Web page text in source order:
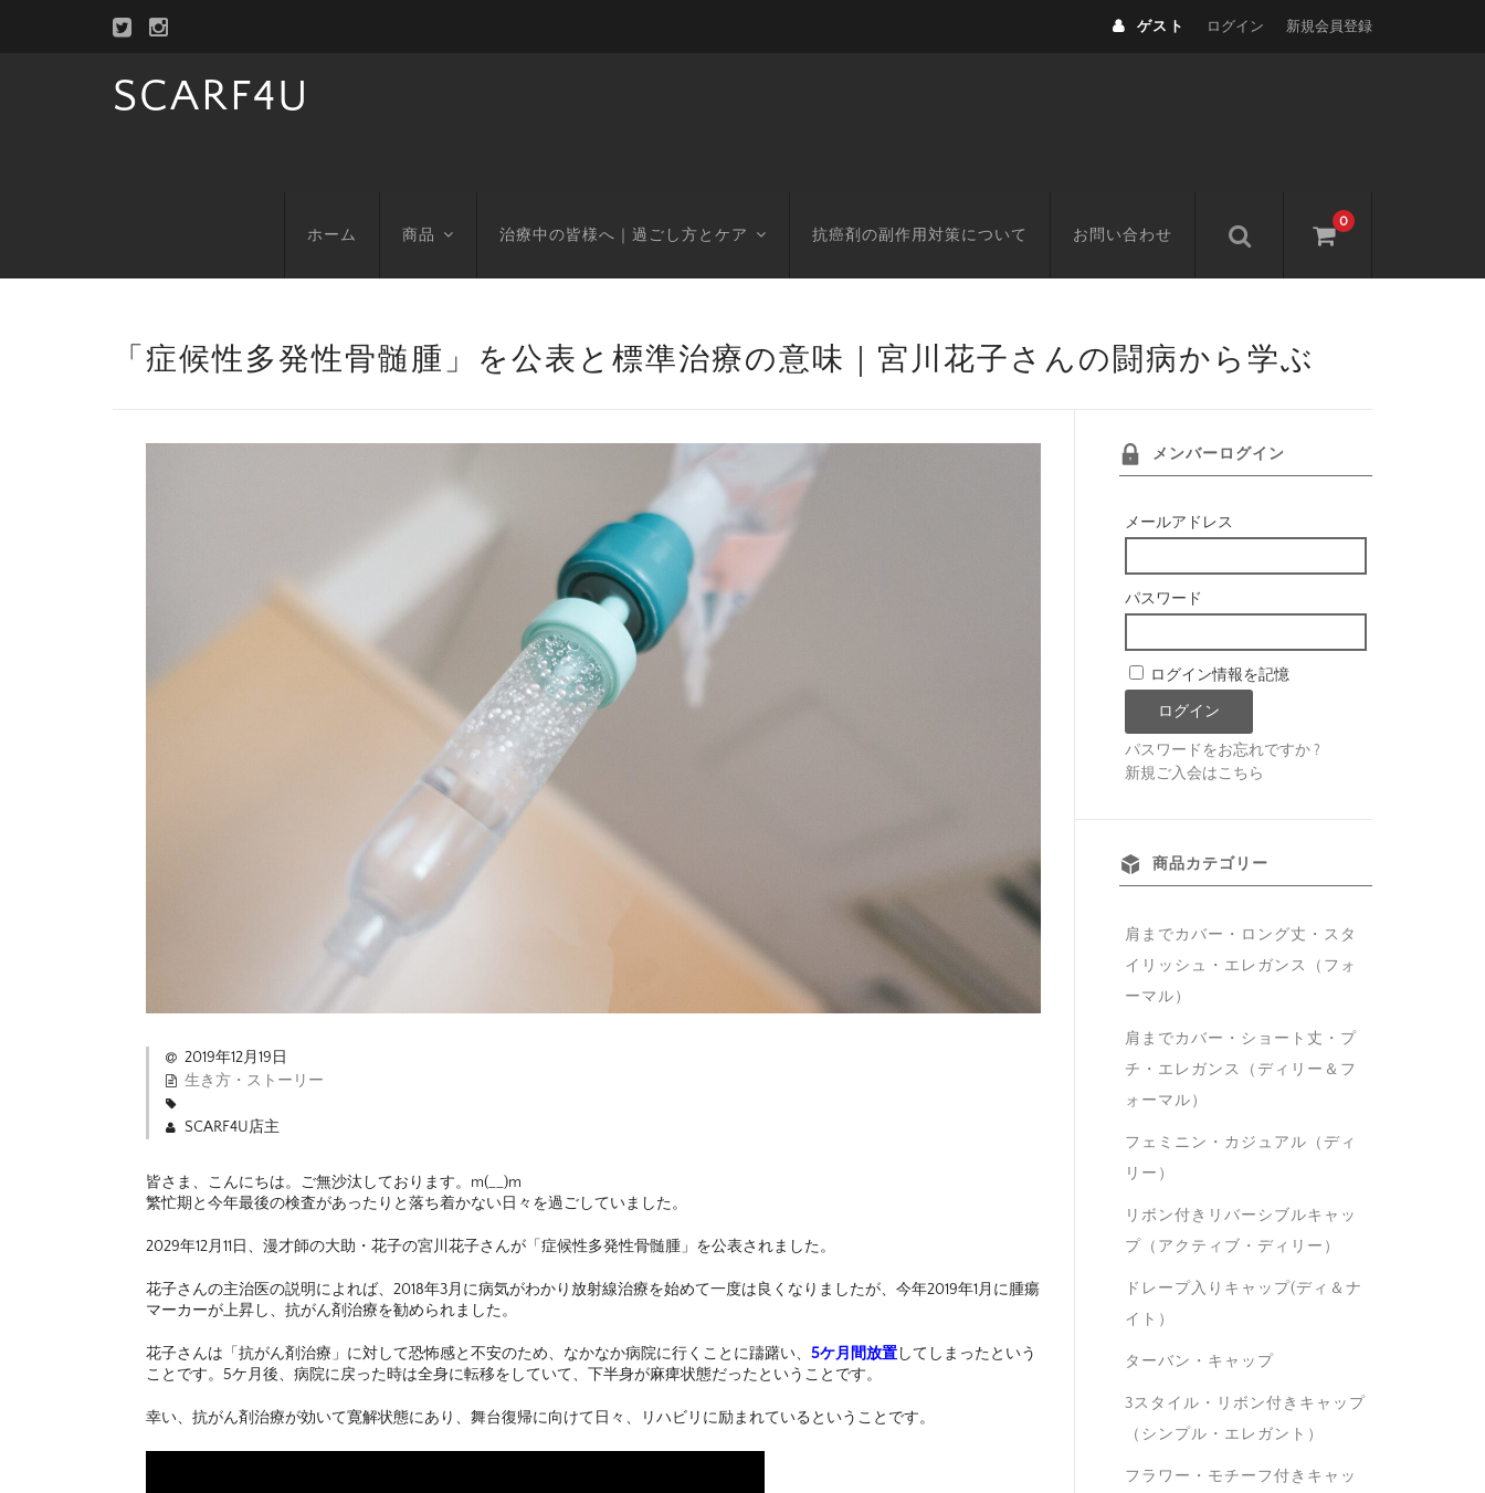
SCARF4U
ゲスト ログイン 新規会員登録
0
ホーム 商品 治療中の皆様へ｜過ごし方とケア 抗癌剤の副作用対策について お問い合わせ
「症候性多発性骨髄腫」を公表と標準治療の意味｜宮川花子さんの闘病から学ぶ
2019年12月19日
生き方・ストーリー
SCARF4U店主
皆さま、こんにちは。ご無沙汰しております。m(__)m
繁忙期と今年最後の検査があったりと落ち着かない日々を過ごしていました。
2029年12月11日、漫才師の大助・花子の宮川花子さんが「症候性多発性骨髄腫」を公表されました。
花子さんの主治医の説明によれば、2018年3月に病気がわかり放射線治療を始めて一度は良くなりましたが、今年2019年1月に腫瘍
マーカーが上昇し、抗がん剤治療を勧められました。
花子さんは「抗がん剤治療」に対して恐怖感と不安のため、なかなか病院に行くことに躊躇い、 5ケ月間放置してしまったという
ことです。5ケ月後、病院に戻った時は全身に転移をしていて、下半身が麻痺状態だったということです。
幸い、抗がん剤治療が効いて寛解状態にあり、舞台復帰に向けて日々、リハビリに励まれているということです。
メンバーログイン
メールアドレス
パスワード
ログイン情報を記憶
パスワードをお忘れですか ?
新規ご入会はこちら
商品カテゴリー
肩までカバー・ロング丈・スタ
イリッシュ・エレガンス（フォ
ーマル）
肩までカバー・ショート丈・プ
チ・エレガンス（ディリー＆フ
ォーマル）
フェミニン・カジュアル（ディ
リー）
リボン付きリバーシブルキャッ
プ（アクティブ・ディリー）
ドレープ入りキャップ(ディ＆ナ
イト）
ターバン・キャップ
3スタイル・リボン付きキャップ
（シンプル・エレガント）
フラワー・モチーフ付きキャッ